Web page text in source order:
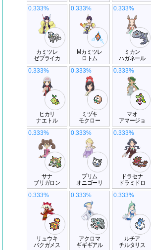
カミツレ
ゼブライカ
0.333%
Mカミツレ
ロトム
0.333%
ミカン
ハガネール
0.333%
ヒカリ
ナエトル
0.333%
ミヅキ
モクロー
0.333%
マオ
アマージョ
0.333%
サナ
ブリガロン
0.333%
プリム
オニゴーリ
0.333%
ドラセナ
ドラミドロ
0.333%
リュウキ
バクガメス
0.333%
アクロマ
ギギギアル
0.333%
ルチア
チルタリス
0.333%